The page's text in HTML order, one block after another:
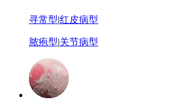
寻常型|红皮病型
脓疱型|关节病型